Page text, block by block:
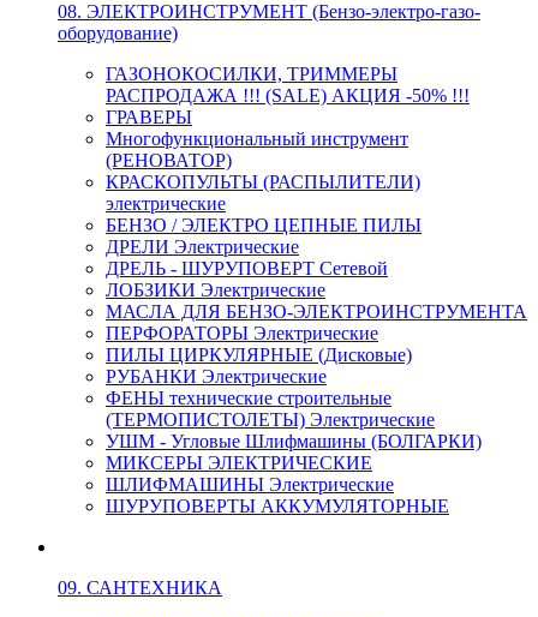
08. ЭЛЕКТРОИНСТРУМЕНТ (Бензо-электро-газо-
оборудование)
ГАЗОНОКОСИЛКИ, ТРИММЕРЫ
РАСПРОДАЖА !!! (SALE) АКЦИЯ -50% !!!
ГРАВЕРЫ
Многофункциональный инструмент
(РЕНОВАТОР)
КРАСКОПУЛЬТЫ (РАСПЫЛИТЕЛИ)
электрические
БЕНЗО / ЭЛЕКТРО ЦЕПНЫЕ ПИЛЫ
ДРЕЛИ Электрические
ДРЕЛЬ - ШУРУПОВЕРТ Сетевой
ЛОБЗИКИ Электрические
МАСЛА ДЛЯ БЕНЗО-ЭЛЕКТРОИНСТРУМЕНТА
ПЕРФОРАТОРЫ Электрические
ПИЛЫ ЦИРКУЛЯРНЫЕ (Дисковые)
РУБАНКИ Электрические
ФЕНЫ технические строительные
(ТЕРМОПИСТОЛЕТЫ) Электрические
УШМ - Угловые Шлифмашины (БОЛГАРКИ)
МИКСЕРЫ ЭЛЕКТРИЧЕСКИЕ
ШЛИФМАШИНЫ Электрические
ШУРУПОВЕРТЫ АККУМУЛЯТОРНЫЕ
09. САНТЕХНИКА